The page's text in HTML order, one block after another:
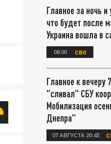
Главное за ночь
что будет после
Украина вошла в
08:00 СВО
Главное к вечеру
"сливал" СБУ
Мобилизация
Днепра"
07 АВГУСТА 20:45